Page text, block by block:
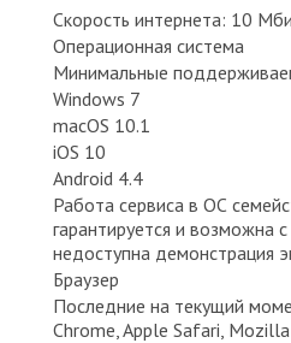
Скорость интернета: 10
Операционная система
Минимальные
Windows 7
macOS 10.1
iOS 10
Android 4.4
Работа сервиса в ОС
гарантируется и возможна
недоступна демонстрация
Браузер
Последние на текущий
Chrome, Apple Safari,